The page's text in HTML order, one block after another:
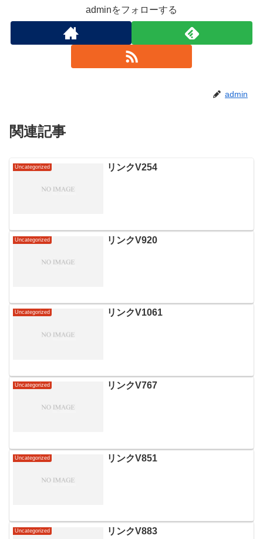
adminをフォローする
admin
関連記事
Uncategorized リンクV254
Uncategorized リンクV920
Uncategorized リンクV1061
Uncategorized リンクV767
Uncategorized リンクV851
Uncategorized リンクV883